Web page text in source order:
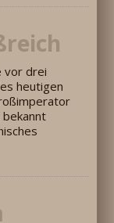
vor drei
heutigen
bekannt